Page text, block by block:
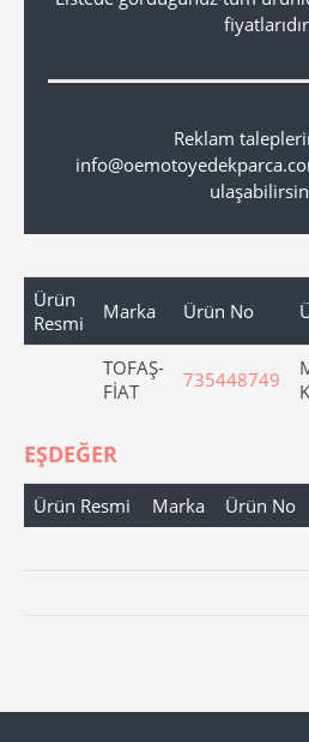
Reklam
Ürün
Resmi
Marka Ürün No
TOFAŞ-
FİAT
735448749
EŞDEĞER
Ürün Resmi Marka Ürün No